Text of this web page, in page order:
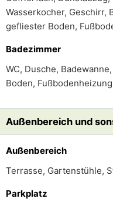
Wasserkocher, Geschirr,
gefliester Boden,
Badezimmer
WC, Dusche,
Boden,
Außenbereich und
Außenbereich
Terrasse, Gartenstühle,
Parkplatz